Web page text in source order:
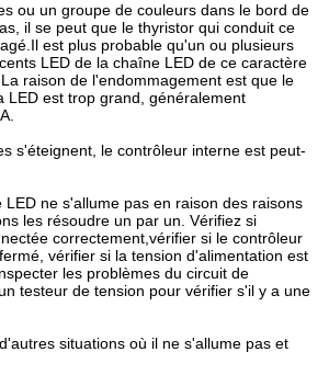
ou un groupe de couleurs dans le bord de
il se peut que le thyristor qui conduit ce
est plus probable qu'un ou plusieurs
LED de la chaîne LED de ce caractère
raison de l'endommagement est que le
LED est trop grand, généralement
s'éteignent, le contrôleur interne est peut-
ne s'allume pas en raison des raisons
les résoudre un par un. Vérifiez si
correctement,vérifier si le contrôleur
vérifier si la tension d'alimentation est
les problèmes du circuit de
testeur de tension pour vérifier s'il y a une
situations où il ne s'allume pas et